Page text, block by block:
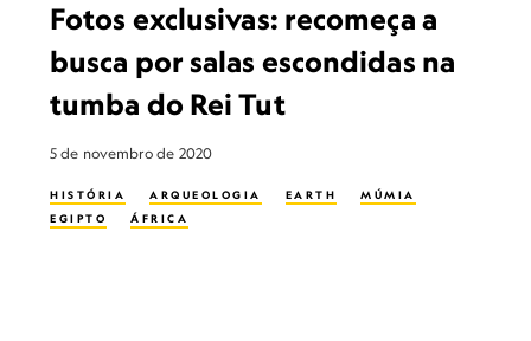
Fotos exclusivas: recomeça a
busca por salas escondidas na
tumba do Rei Tut
5 de novembro de 2020
HISTÓRIA ARQUEOLOGIA EARTH
MÚMIA
EGIPTO
ÁFRICA